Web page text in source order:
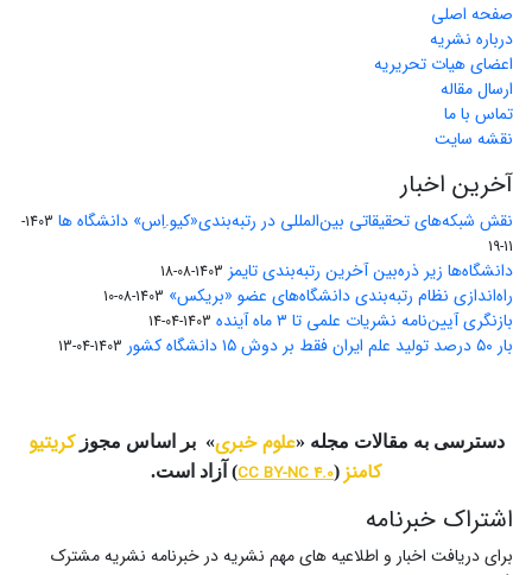
صفحه اصلی
درباره نشریه
اعضای هیات تحریریه
ارسال مقاله
تماس با ما
نقشه سایت
آخرین اخبار
نقش شبکه‌های تحقیقاتی بین‌المللی در رتبه‌بندی«کیو.اِس» دانشگاه ها
1403-
11-19
دانشگاه‌ها زیر ذره‌بین آخرین رتبه‌بندی تایمز 1403-08-18
راه‌اندازی نظام رتبه‌بندی دانشگاه‌‌های عضو «بریکس» 1403-08-10
بازنگری آیین‌نامه نشریات علمی تا ۳ ماه آینده 1403-04-14
بار ۵۰ درصد تولید علم ایران فقط بر دوش ۱۵ دانشگاه کشور 1403-04-13
دسترسی به مقالات مجله «علوم خبری» بر اساس مجوزکریتیو
کامنز (
CC BY-NC 4.0) آزاد است.
اشتراک خبرنامه
برای دریافت اخبار و اطلاعیه های مهم نشریه در خبرنامه نشریه مشترک